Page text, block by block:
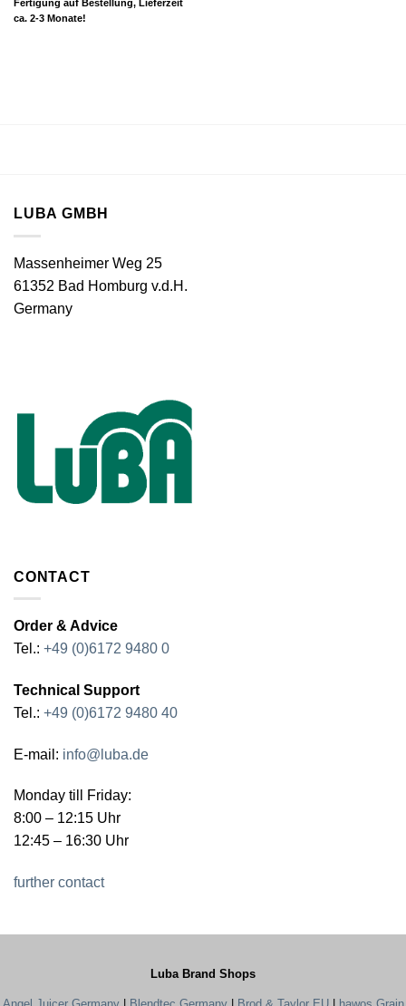
Fertigung auf Bestellung, Lieferzeit
ca. 2-3 Monate!
LUBA GMBH
Massenheimer Weg 25
61352 Bad Homburg v.d.H.
Germany
CONTACT
Order & Advice
Tel.: +49 (0)6172 9480 0
Technical Support
Tel.: +49 (0)6172 9480 40
E-mail: info@luba.de
Monday till Friday:
8:00 – 12:15 Uhr
12:45 – 16:30 Uhr
further contact
Luba Brand Shops